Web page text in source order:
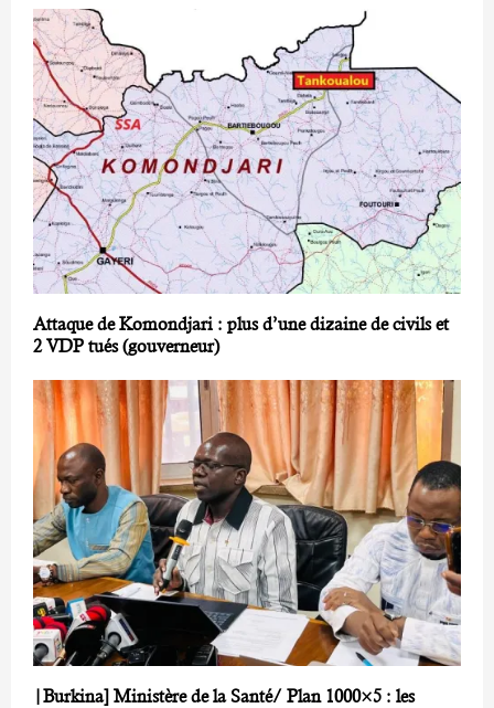
Attaque de Komondjari : plus d’une dizaine de civils et
2 VDP tués (gouverneur)
|Burkina] Ministère de la Santé/ Plan 1000×5 : les